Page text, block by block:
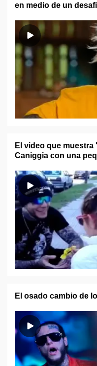
en medio de un
El video que
Caniggia con una
El osado cambio de